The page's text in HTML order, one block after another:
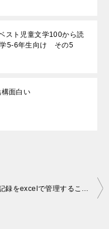
スト児童文学100から読
5-6年生向け その5
面白い